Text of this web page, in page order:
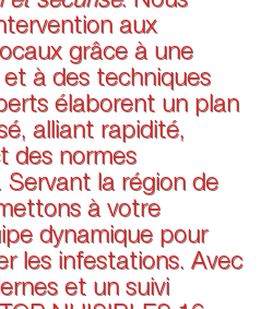
aux
grâce à une
à des techniques
élaborent un plan
alliant rapidité,
des normes
Servant la région de
à votre
dynamique pour
les infestations. Avec
et un suivi